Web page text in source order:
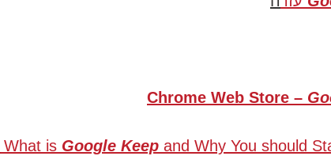
Chrome Web Store –
What is Google Keep and Why You should